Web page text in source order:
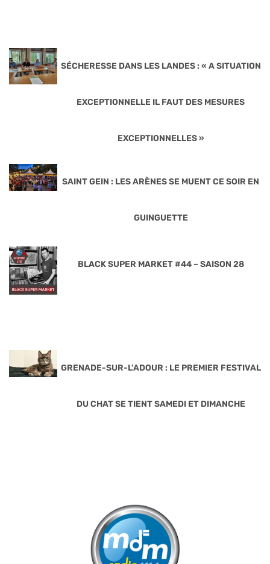
SÉCHERESSE DANS LES LANDES : « A SITUATION
EXCEPTIONNELLE IL FAUT DES MESURES
EXCEPTIONNELLES »
SAINT GEIN : LES ARÈNES SE MUENT CE SOIR EN
GUINGUETTE
BLACK SUPER MARKET #44 – SAISON 28
GRENADE-SUR-L’ADOUR : LE PREMIER FESTIVAL
DU CHAT SE TIENT SAMEDI ET DIMANCHE